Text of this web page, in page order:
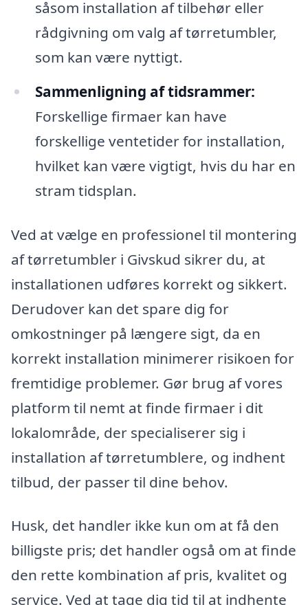
såsom installation af tilbehør eller
rådgivning om valg af tørretumbler,
som kan være nyttigt.
Sammenligning af tidsrammer:
Forskellige firmaer kan have
forskellige ventetider for installation,
hvilket kan være vigtigt, hvis du har en
stram tidsplan.
Ved at vælge en professionel til montering
af tørretumbler i Givskud sikrer du, at
installationen udføres korrekt og sikkert.
Derudover kan det spare dig for
omkostninger på længere sigt, da en
korrekt installation minimerer risikoen for
fremtidige problemer. Gør brug af vores
platform til nemt at finde firmaer i dit
lokalområde, der specialiserer sig i
installation af tørretumblere, og indhent
tilbud, der passer til dine behov.
Husk, det handler ikke kun om at få den
billigste pris; det handler også om at finde
den rette kombination af pris, kvalitet og
service. Ved at tage dig tid til at indhente